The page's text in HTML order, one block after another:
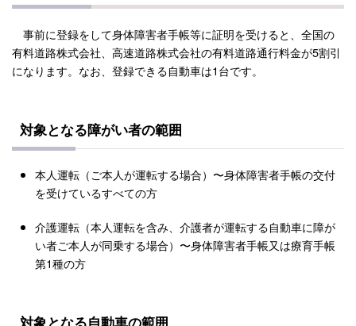
事前に登録をして身体障害者手帳等に証明を受けると、全国の
有料道路株式会社、高速道路株式会社の有料道路通行料金が5割引
になります。なお、登録できる自動車は1台です。
対象となる障がい者の範囲
本人運転（ご本人が運転する場合）〜身体障害者手帳の交付
を受けているすべての方
介護運転（本人運転を含み、介護者が運転する自動車に障が
い者ご本人が同乗する場合）〜身体障害者手帳又は療育手帳
第1種の方
対象となる自動車の範囲